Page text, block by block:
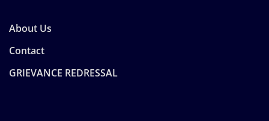
About Us
Contact
GRIEVANCE REDRESSAL